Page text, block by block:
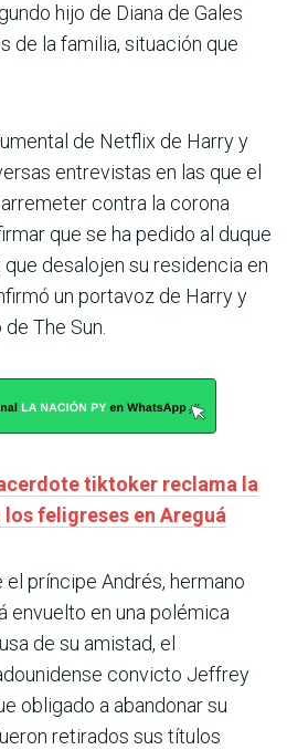
hijo de Diana de Gales
de la familia, situación que
de Netflix de Harry y
entrevistas en las que el
contra la corona
que se ha pedido al duque
desalojen su residencia en
un portavoz de Harry y
The Sun.
tiktoker reclama la
feligreses en Areguá
príncipe Andrés, hermano
envuelto en una polémica
de su amistad, el
convicto Jeffrey
obligado a abandonar su
retirados sus títulos